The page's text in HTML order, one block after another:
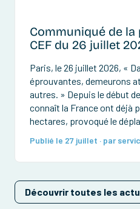
Communiqué de la
CEF du 26 juillet
Paris, le 26 juillet 2026, «
éprouvantes, demeurons
autres. » Depuis le début
connaît la France ont déjà
hectares, provoqué le
habitations et forêts. Des
Publié le 27 juillet · par
Découvrir toutes les